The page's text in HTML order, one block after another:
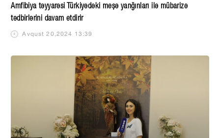
Amfibiya təyyarəsi Türkiyədəki meşə yanğınları ilə mübarizə
tədbirlərini davam etdirir
Avqust 20,2024 13:39